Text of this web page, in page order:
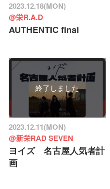
2023.12.18(MON)
@栄R.A.D
AUTHENTIC final
終了しました
2023.12.11(MON)
@新栄RAD SEVEN
ヨイズ 名古屋人気者計
画